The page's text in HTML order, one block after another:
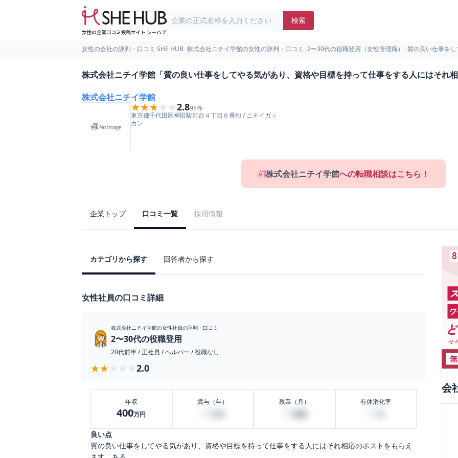
検索
女性の会社の評判・口コミ SHE HUB 株式会社ニチイ学館の女性の評判・口コミ 2〜30代の役職登用（女性管理職） 質の良い仕事を
株式会社ニチイ学館「質の良い仕事をしてやる気があり、資格や目標を持って仕事をする人にはそれ
株式会社ニチイ学館
★★★★★
★★★★★2.895件
東京都千代田区神田駿河台４丁目６番地/ニチイガッ
カン
株式会社ニチイ学館への転職相談はこちら！
企業トップ 口コミ一覧 採用情報
カテゴリから探す 回答者から探す
女性社員の口コミ詳細
株式会社ニチイ学館の女性社員の評判・口コミ
2〜30代の役職登用
20代前半/正社員 /ヘルパー /役職なし
★★★★★
★★★★★ 2.0
年収
400万円
賞与（年） 残業（月） 有休消化率
良い点
質の良い仕事をしてやる気があり、資格や目標を持って仕事をする人にはそれ相応のポストをもらえ
会